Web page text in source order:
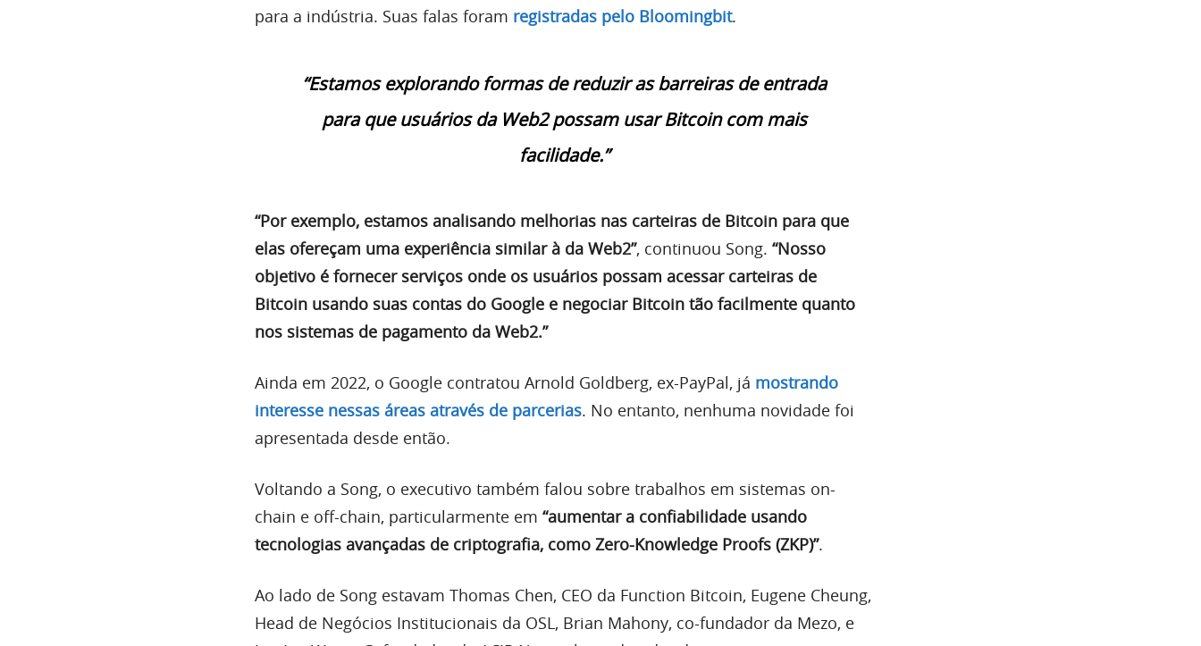
para a indústria. Suas falas foram registradas pelo Bloomingbit.
“Estamos explorando formas de reduzir as barreiras de entrada
para que usuários da Web2 possam usar Bitcoin com mais
facilidade.”
“Por exemplo, estamos analisando melhorias nas carteiras de Bitcoin para que
elas ofereçam uma experiência similar à da Web2”, continuou Song. “Nosso
objetivo é fornecer serviços onde os usuários possam acessar carteiras de
Bitcoin usando suas contas do Google e negociar Bitcoin tão facilmente quanto
nos sistemas de pagamento da Web2.”
Ainda em 2022, o Google contratou Arnold Goldberg, ex-PayPal, já mostrando
interesse nessas áreas através de parcerias. No entanto, nenhuma novidade foi
apresentada desde então.
Voltando a Song, o executivo também falou sobre trabalhos em sistemas on-
chain e off-chain, particularmente em “aumentar a confiabilidade usando
tecnologias avançadas de criptografia, como Zero-Knowledge Proofs (ZKP)”.
Ao lado de Song estavam Thomas Chen, CEO da Function Bitcoin, Eugene Cheung,
Head de Negócios Institucionais da OSL, Brian Mahony, co-fundador da Mezo, e